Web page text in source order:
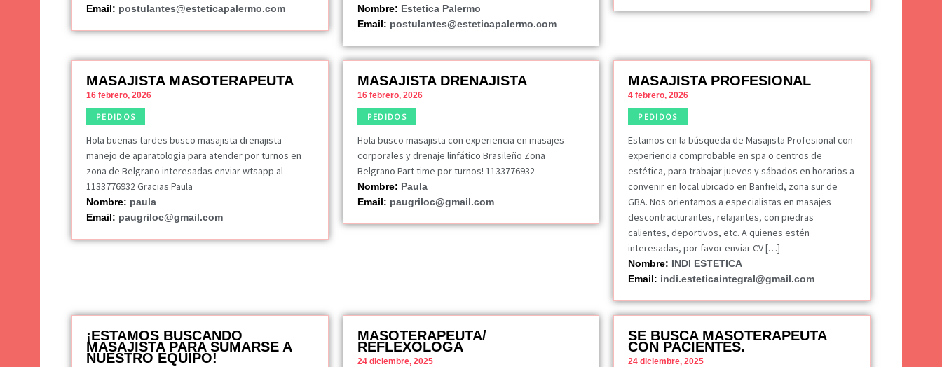
Email: postulantes@esteticapalermo.com Nombre: Estetica Palermo
Email: postulantes@esteticapalermo.com
MASAJISTA MASOTERAPEUTA
16 febrero, 2026
PEDIDOS
Hola buenas tardes busco masajista drenajista
manejo de aparatologia para atender por turnos en
zona de Belgrano interesadas enviar wtsapp al
1133776932 Gracias Paula
Nombre: paula
Email: paugriloc@gmail.com
MASAJISTA DRENAJISTA
16 febrero, 2026
PEDIDOS
Hola busco masajista con experiencia en masajes
corporales y drenaje linfático Brasileño Zona
Belgrano Part time por turnos! 1133776932
Nombre: Paula
Email: paugriloc@gmail.com
MASAJISTA PROFESIONAL
4 febrero, 2026
PEDIDOS
Estamos en la búsqueda de Masajista Profesional con
experiencia comprobable en spa o centros de
estética, para trabajar jueves y sábados en horarios a
convenir en local ubicado en Banfield, zona sur de
GBA. Nos orientamos a especialistas en masajes
descontracturantes, relajantes, con piedras
calientes, deportivos, etc. A quienes estén
interesadas, por favor enviar CV […]
Nombre: INDI ESTETICA
Email: indi.esteticaintegral@gmail.com
¡ESTAMOS BUSCANDO
MASAJISTA PARA SUMARSE A
NUESTRO EQUIPO!
MASOTERAPEUTA/
REFLEXOLOGA
24 diciembre, 2025
SE BUSCA MASOTERAPEUTA
CON PACIENTES.
24 diciembre, 2025